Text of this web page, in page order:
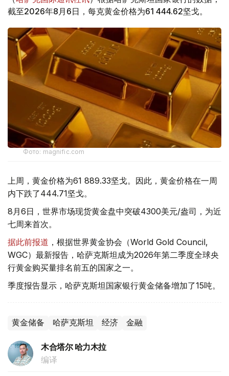
截至2026年8月6日，每克黄金价格为61 444.62坚戈。
Фото: magnific.com
上周，黄金价格为61 889.33坚戈。因此，黄金价格在一周
内下跌了444.71坚戈。
8月6日，世界市场现货黄金盘中突破4300美元/盎司，为近
七周来首次。
据此前报道 ，根据世界黄金协会（World Gold Council,
WGC）最新报告，哈萨克斯坦成为2026年第二季度全球央
行黄金购买量排名前五的国家之一。
季度报告显示，哈萨克斯坦国家银行黄金储备增加了15吨。
黄金储备 哈萨克斯坦 经济 金融
木合塔尔 哈力木拉
编译